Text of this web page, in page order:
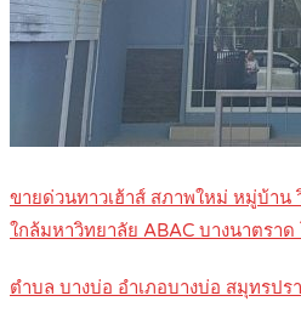
ขายด่วนทาวเฮ้าส์ สภาพใหม่ หมู่บ้าน
ใกล้มหาวิทยาลัย ABAC บางนาตรา
ตำบล บางบ่อ อำเภอบางบ่อ สมุทรปร